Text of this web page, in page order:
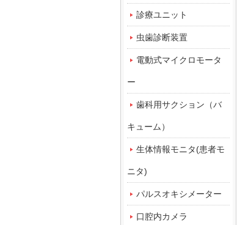
診療ユニット
虫歯診断装置
電動式マイクロモータ
ー
歯科用サクション（バ
キューム）
生体情報モニタ(患者モ
ニタ)
パルスオキシメーター
口腔内カメラ